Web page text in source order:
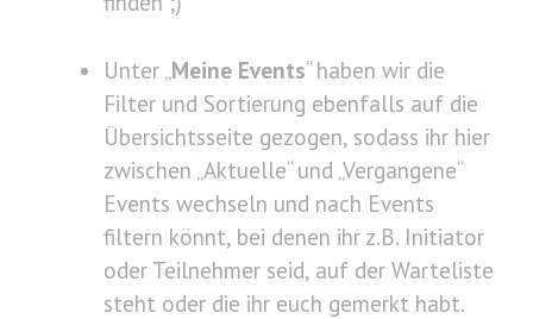
Unter „ Meine Events“ haben wir die
Filter und Sortierung ebenfalls auf die
Übersichtsseite gezogen, sodass ihr hier
zwischen „Aktuelle“ und „Vergangene“
Events wechseln und nach Events
filtern könnt, bei denen ihr z.B. Initiator
oder Teilnehmer seid, auf der Warteliste
steht oder die ihr euch gemerkt habt.